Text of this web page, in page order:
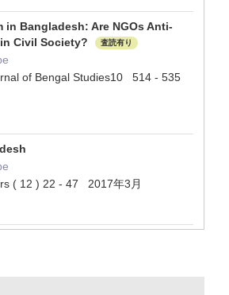
in Bangladesh: Are NGOs Anti-
Civil Society?
査読有り
of Bengal Studies10 514 - 535
( 12 ) 22 - 47 2017年3月